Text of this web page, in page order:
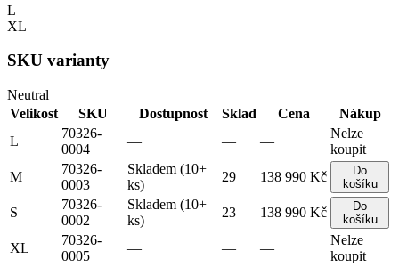
L
XL
SKU varianty
Neutral
Velikost
SKU Dostupnost Sklad Cena
Nákup
L
70326-
0004
— — —
Nelze
koupit
M
70326-
0003
Skladem (10+
ks)
29 138 990 Kč
Do
košíku
S
70326-
0002
Skladem (10+
ks)
23 138 990 Kč
Do
košíku
XL
70326-
0005
— — —
Nelze
koupit